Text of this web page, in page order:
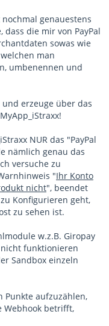
genauestens
die mir von PayPal
sowas wie
man
umbenennen und
erzeuge über das
NUR das "PayPal
nämlich genau das
versuche zu
"Ihr Konto
nicht", beendet
Konfigurieren geht,
zu sehen ist.
w.z.B. Giropay
funktionieren
Sandbox einzeln
aufzuzählen,
Webhook betrifft,